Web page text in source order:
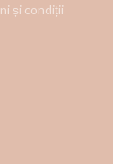
și condiții